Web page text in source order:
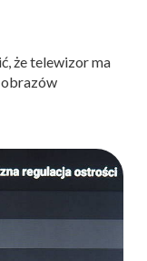
że telewizor ma
obrazów